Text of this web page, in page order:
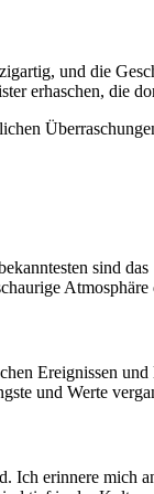
und die
erhaschen, die
sind
Ereignissen
und‌ Werte
⁣erinnere mich